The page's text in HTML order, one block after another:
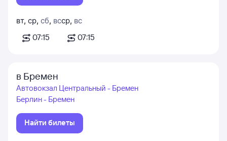
вт, ср, сб, вс
07:15
ср, вс
07:15
в Бремен
Автовокзал Центральный - Бремен
Берлин - Бремен
Найти билеты